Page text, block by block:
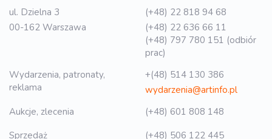
ul. Dzielna 3
00-162 Warszawa
(+48) 22 818 94 68
(+48) 22 636 66 11
(+48) 797 780 151 (odbiór
prac)
Wydarzenia, patronaty,
reklama
+(48) 514 130 386
wydarzenia@artinfo.pl
Aukcje, zlecenia
(+48) 601 808 148
Sprzedaż
(+48) 506 122 445